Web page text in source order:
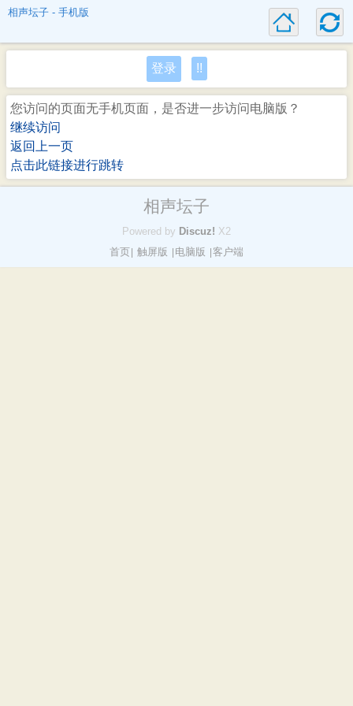
相声坛子 - 手机版
登录 !!
您访问的页面无手机页面，是否进一步访问电脑版？
继续访问
返回上一页
点击此链接进行跳转
相声坛子
Powered by Discuz! X2
首页 触屏版 电脑版 客户端